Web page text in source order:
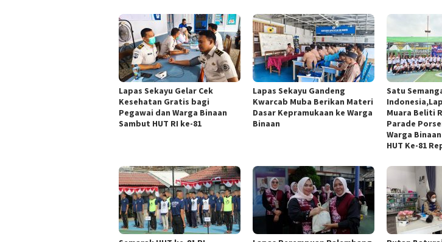
Lapas Sekayu Gelar Cek
Kesehatan Gratis bagi
Pegawai dan Warga Binaan
Sambut HUT RI ke-81
Lapas Sekayu Gandeng
Kwarcab Muba Berikan Materi
Dasar Kepramukaan ke Warga
Binaan
Satu
Muara Beliti
Parade
Warga
HUT Ke-81